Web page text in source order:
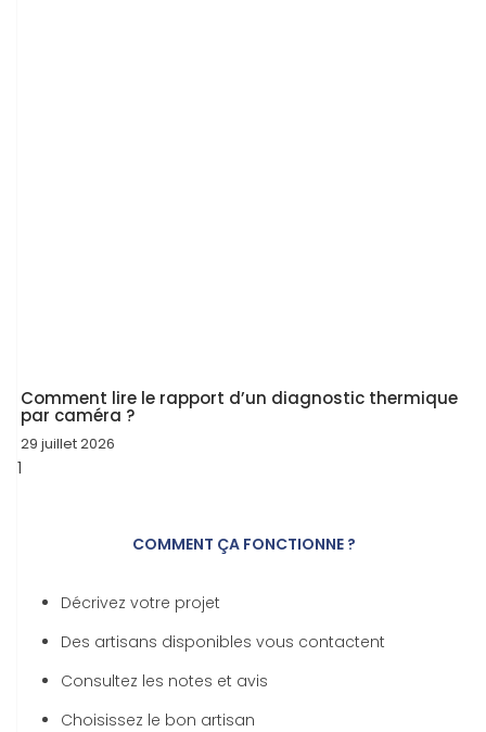
Comment lire le rapport d’un diagnostic thermique
par caméra ?
29 juillet 2026
COMMENT ÇA FONCTIONNE ?
Décrivez votre projet
Des artisans disponibles vous contactent
Consultez les notes et avis
Choisissez le bon artisan